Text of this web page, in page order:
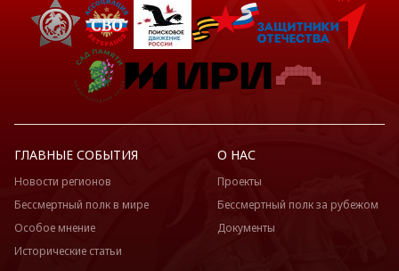
ГЛАВНЫЕ СОБЫТИЯ
Новости регионов
Бессмертный полк в мире
Особое мнение
Исторические статьи
О НАС
Проекты
Бессмертный полк за рубежом
Документы